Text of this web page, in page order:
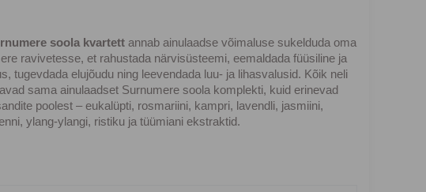
soola kvartett annab ainulaadse võimaluse sukelduda oma
ravivetesse, et rahustada närvisüsteemi, eemaldada füüsiline ja
tugevdada elujõudu ning leevendada luu- ja lihasvalusid. Kõik neli
sama ainulaadset Surnumere soola komplekti, kuid erinevad
poolest – eukalüpti, rosmariini, kampri, lavendli, jasmiini,
ylang-ylangi, ristiku ja tüümiani ekstraktid.